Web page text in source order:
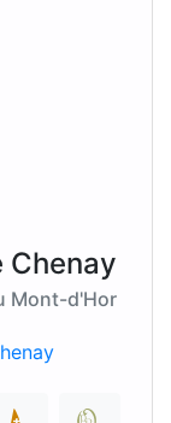
Chenay
Mont-d'Hor